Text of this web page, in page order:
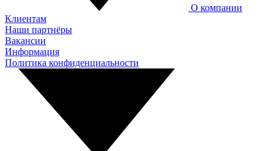
О компании
Клиентам
Наши партнёры
Вакансии
Информация
Политика конфиденциальности